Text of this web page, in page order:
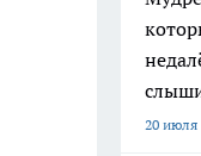
20 июля